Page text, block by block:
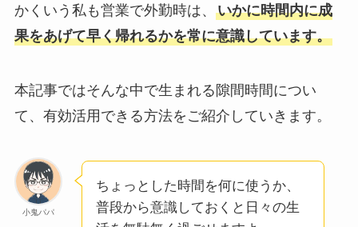
かくいう私も営業で外勤時は、 いかに時間内に成
果をあげて早く帰れるかを常に意識しています。
本記事ではそんな中で生まれる隙間時間につい
て、有効活用できる方法をご紹介していきます。
小鬼パパ
ちょっとした時間を何に使うか、
普段から意識しておくと日々の生